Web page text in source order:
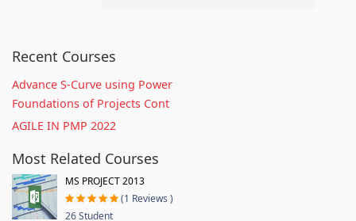
Recent Courses
Advance S-Curve using Power
Foundations of Projects Cont
AGILE IN PMP 2022
Most Related Courses
MS PROJECT 2013
(1 Reviews )
26 Student